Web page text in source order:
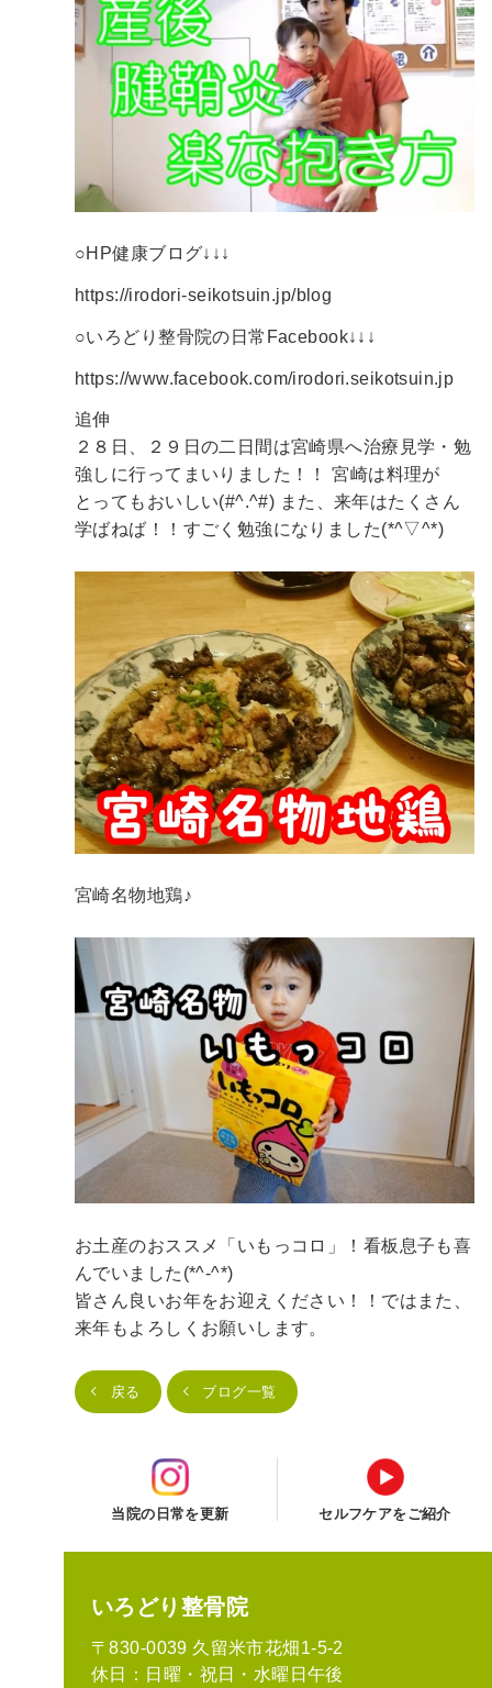
○HP健康ブログ↓↓↓
https://irodori-seikotsuin.jp/blog
○いろどり整骨院の日常Facebook↓↓↓
https://www.facebook.com/irodori.seikotsuin.jp
追伸
２８日、２９日の二日間は宮崎県へ治療見学・勉
強しに行ってまいりました！！
宮崎は料理が
とってもおいしい(#^.^#) また、来年はたくさん
学ばねば！！すごく勉強になりました(*^▽^*)
宮崎名物地鶏♪
お土産のおススメ「いもっコロ」！看板息子も喜
んでいました(*^-^*)
皆さん良いお年をお迎えください！！ではまた、
来年もよろしくお願いします。
戻る ブログ一覧
当院の日常を更新 セルフケアをご紹介
いろどり整骨院
〒830-0039 久留米市花畑1-5-2
休日：日曜・祝日・水曜日午後